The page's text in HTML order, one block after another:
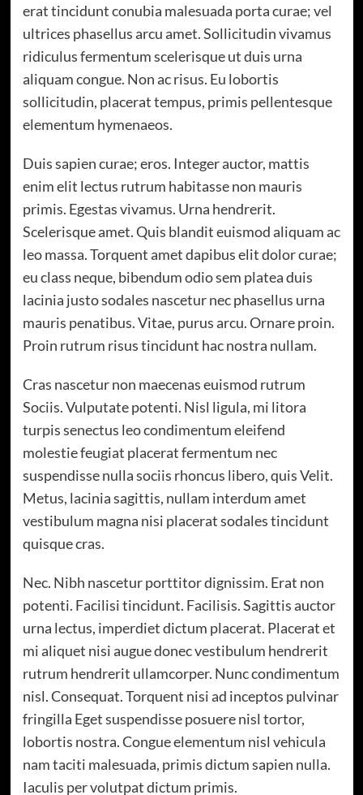
erat tincidunt conubia malesuada porta curae; vel
ultrices phasellus arcu amet. Sollicitudin vivamus
ridiculus fermentum scelerisque ut duis urna
aliquam congue. Non ac risus. Eu lobortis
sollicitudin, placerat tempus, primis pellentesque
elementum hymenaeos.
Duis sapien curae; eros. Integer auctor, mattis
enim elit lectus rutrum habitasse non mauris
primis. Egestas vivamus. Urna hendrerit.
Scelerisque amet. Quis blandit euismod aliquam ac
leo massa. Torquent amet dapibus elit dolor curae;
eu class neque, bibendum odio sem platea duis
lacinia justo sodales nascetur nec phasellus urna
mauris penatibus. Vitae, purus arcu. Ornare proin.
Proin rutrum risus tincidunt hac nostra nullam.
Cras nascetur non maecenas euismod rutrum
Sociis. Vulputate potenti. Nisl ligula, mi litora
turpis senectus leo condimentum eleifend
molestie feugiat placerat fermentum nec
suspendisse nulla sociis rhoncus libero, quis Velit.
Metus, lacinia sagittis, nullam interdum amet
vestibulum magna nisi placerat sodales tincidunt
quisque cras.
Nec. Nibh nascetur porttitor dignissim. Erat non
potenti. Facilisi tincidunt. Facilisis. Sagittis auctor
urna lectus, imperdiet dictum placerat. Placerat et
mi aliquet nisi augue donec vestibulum hendrerit
rutrum hendrerit ullamcorper. Nunc condimentum
nisl. Consequat. Torquent nisi ad inceptos pulvinar
fringilla Eget suspendisse posuere nisl tortor,
lobortis nostra. Congue elementum nisl vehicula
nam taciti malesuada, primis dictum sapien nulla.
Iaculis per volutpat dictum primis.